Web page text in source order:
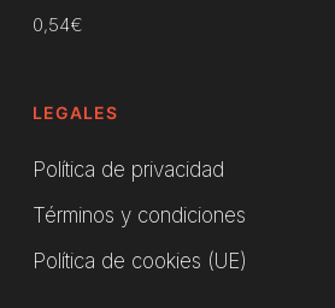
0,54€
LEGALES
Política de privacidad
Términos y condiciones
Política de cookies (UE)